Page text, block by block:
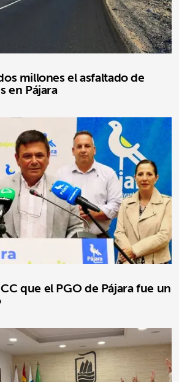
millones el asfaltado de
en Pájara
que el PGO de Pájara fue un